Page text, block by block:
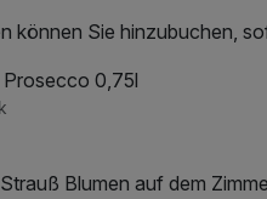
können Sie hinzubuchen,
Prosecco 0,75l
Blumen auf dem